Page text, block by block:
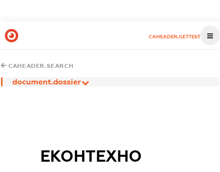
CAHEADER.GETTEST
CAHEADER.SEARCH
document.dossier
ЕКОНТЕХНО